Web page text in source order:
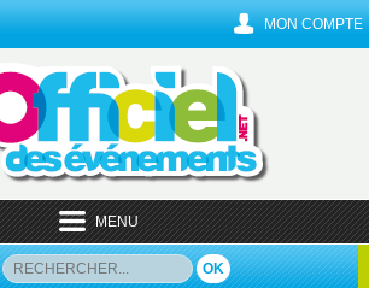
MON COMPTE
MENU
OK